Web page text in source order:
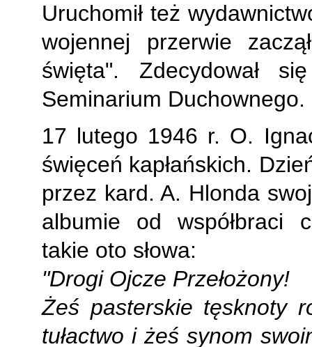
Uruchomił też
wojennej przerwie
święta". Zdecydował
Seminarium Duchownego.
17 lutego 1946 r. O.
święceń kapłańskich.
przez kard. A. Hlonda
albumie od współbraci
takie oto słowa:
"Drogi Ojcze Przełożony!
Żeś pasterskie tęsknoty
tułactwo i żeś synom